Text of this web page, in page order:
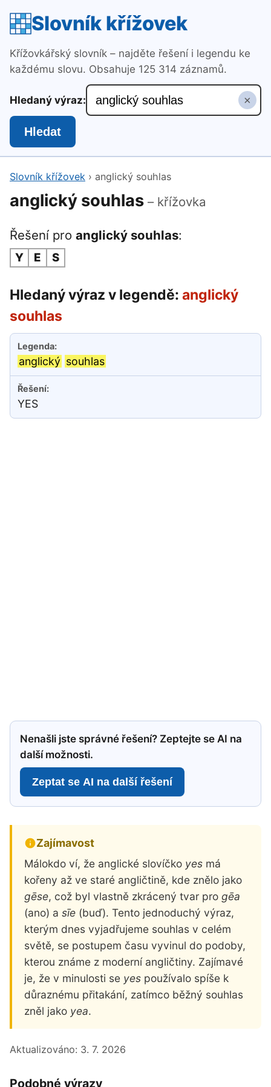
Slovník křížovek
Křížovkářský slovník – najděte řešení i legendu ke
každému slovu. Obsahuje 125 314 záznamů.
Hledaný výraz: ×
Hledat
Slovník křížovek › anglický souhlas
anglický souhlas – křížovka
Řešení pro anglický souhlas:
Y E S
Hledaný výraz v legendě: anglický
souhlas
anglický souhlas
YES
Nenašli jste správné řešení? Zeptejte se AI na
další možnosti.
Zeptat se AI na další řešení
Zajímavost
Málokdo ví, že anglické slovíčko yes má
kořeny až ve staré angličtině, kde znělo jako
gēse, což byl vlastně zkrácený tvar pro gēa
(ano) a sīe (buď). Tento jednoduchý výraz,
kterým dnes vyjadřujeme souhlas v celém
světě, se postupem času vyvinul do podoby,
kterou známe z moderní angličtiny. Zajímavé
je, že v minulosti se yes používalo spíše k
důraznému přitakání, zatímco běžný souhlas
zněl jako yea.
Aktualizováno: 3. 7. 2026
Podobné výrazy